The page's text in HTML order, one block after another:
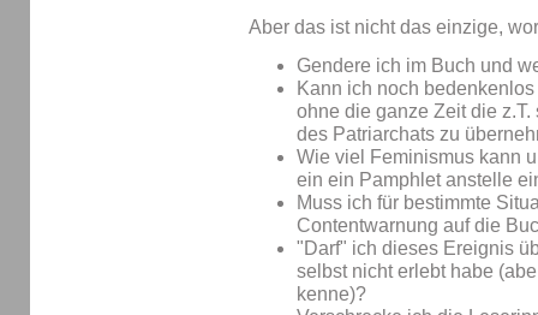
Aber das ist nicht das einzige,
Gendere ich im Buch und
Kann ich noch
ohne die ganze Zeit die
des Patriarchats zu
Wie viel Feminismus kann
ein ein Pamphlet anstelle
Muss ich für bestimmte
Contentwarnung auf die
"Darf" ich dieses Ereignis
selbst nicht erlebt habe
kenne)?